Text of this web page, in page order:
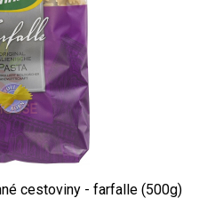
cestoviny - farfalle (500g)